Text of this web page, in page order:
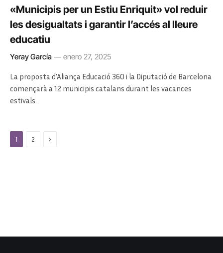
«Municipis per un Estiu Enriquit» vol reduir
les desigualtats i garantir l’accés al lleure
educatiu
Yeray García enero 27, 2025
La proposta d’Aliança Educació 360 i la Diputació de Barcelona
començarà a 12 municipis catalans durant les vacances
estivals.
1 2 Next